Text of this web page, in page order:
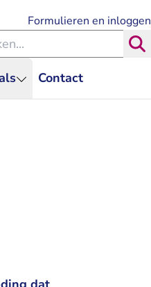
Contact
Formulieren en inloggen
de Rechtspraak